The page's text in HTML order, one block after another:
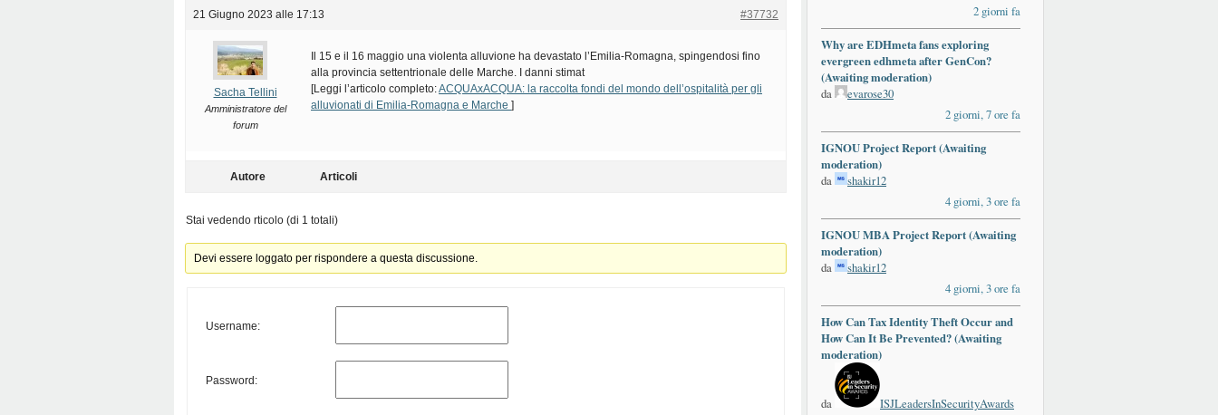
21 Giugno 2023 alle 17:13 #37732
Sacha Tellini
Amministratore del
forum
Il 15 e il 16 maggio una violenta alluvione ha devastato l’Emilia-Romagna, spingendosi fino
alla provincia settentrionale delle Marche. I danni stimat
[Leggi l’articolo completo:ACQUAxACQUA: la raccolta fondi del mondo dell’ospitalità per gli
alluvionati di Emilia-Romagna e Marche ]
Autore Articoli
Stai vedendo rticolo (di 1 totali)
Devi essere loggato per rispondere a questa discussione.
Username:
Password:
2 giorni fa
Why are EDHmeta fans exploring
evergreen edhmeta after GenCon?
(Awaiting moderation)
da
evarose30
2 giorni, 7 ore fa
IGNOU Project Report (Awaiting
moderation)
da
shakir12
4 giorni, 3 ore fa
IGNOU MBA Project Report (Awaiting
moderation)
da
shakir12
4 giorni, 3 ore fa
How Can Tax Identity Theft Occur and
How Can It Be Prevented? (Awaiting
moderation)
da
ISJLeadersInSecurityAwards